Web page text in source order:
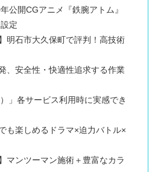
公開CGアニメ『鉄腕アトム』
定
明石市大久保町で評判！高技術
、安全性・快適性追求する作業
」各サービス利用時に実感でき
も楽しめるドラマ×迫力バトル×
マンツーマン施術＋豊富なカラ